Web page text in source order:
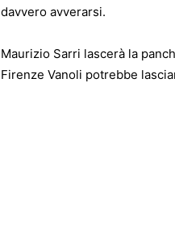
davvero avverarsi.
Maurizio Sarri lascerà la
Firenze Vanoli potrebbe